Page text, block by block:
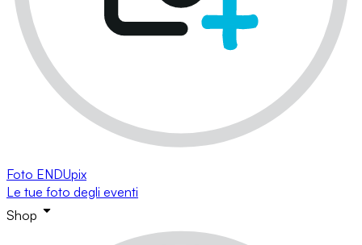
Foto ENDUpix
Le tue foto degli eventi
Shop